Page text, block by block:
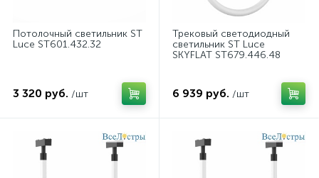
Потолочный светильник ST
Luce ST601.432.32
3 320 руб. /шт
Трековый светодиодный
светильник ST Luce
SKYFLAT ST679.446.48
6 939 руб. /шт